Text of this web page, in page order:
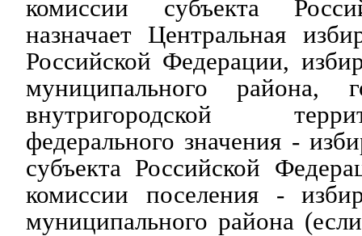
комиссии субъекта
назначает Центральная
Российской Федерации,
муниципального района,
внутригородской
федерального значения -
субъекта Российской
комиссии поселения -
муниципального района